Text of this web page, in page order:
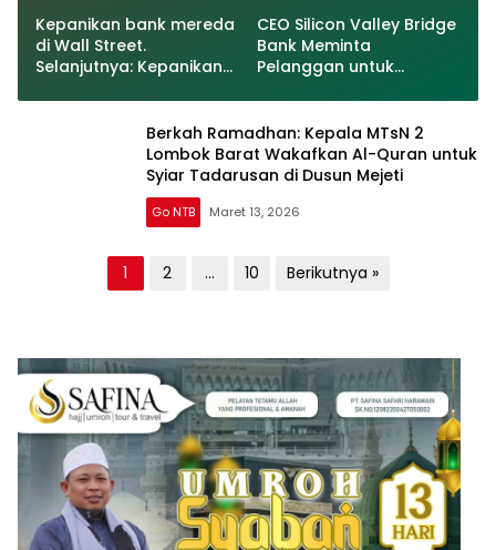
Kepanikan bank mereda
di Wall Street.
Selanjutnya: Kepanikan
CEO Silicon Valley Bridge
Bank Meminta
Pelanggan untuk
Mereka
Berkah Ramadhan: Kepala MTsN 2
Lombok Barat Wakafkan Al-Quran untuk
Syiar Tadarusan di Dusun Mejeti
Go NTB Maret 13, 2026
1 2 … 10 Berikutnya »